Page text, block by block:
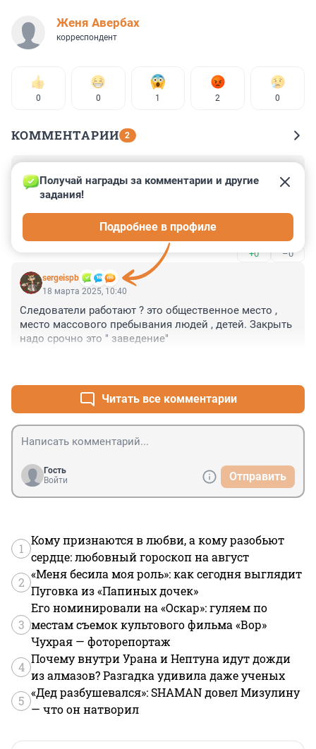
Женя Авербах
корреспондент
0 0 1 2 0
КОММЕНТАРИИ 2
18 марта 2025, 10:40
" На сцене в моде как и не дасадно
Актеры погорелого театра......................
Поскольку оказалось как не странно
Что можно нынче даже без таланта
Вполне и без особого таланта
Добиться и оваций и похвал.........."
( песенка , Артем Ботнарь)
+0 –0
sergeispb
Получай награды за комментарии и другие
задания!
Подробнее в профиле
18 марта 2025, 10:40
Следователи работают ? это общественное место ,
место массового пребывания людей , детей. Закрыть
надо срочно это " заведение"
Читать все комментарии
Гость
Войти
Отправить
1
Кому признаются в любви, а кому разобьют
сердце: любовный гороскоп на август
2
«Меня бесила моя роль»: как сегодня выглядит
Пуговка из «Папиных дочек»
3
Его номинировали на «Оскар»: гуляем по
местам съемок культового фильма «Вор»
Чухрая — фоторепортаж
4
Почему внутри Урана и Нептуна идут дожди
из алмазов? Разгадка удивила даже ученых
5
«Дед разбушевался»: SHAMAN довел Мизулину
— что он натворил